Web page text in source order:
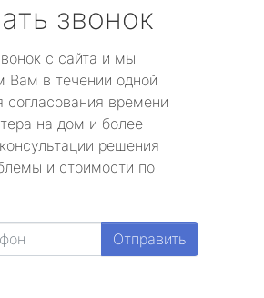
звонок
с сайта и мы
Вам в течении одной
согласования времени
на дом и более
решения
и стоимости по
Отправить